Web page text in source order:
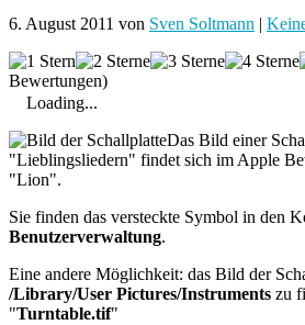
6. August 2011 von Sven Soltmann |
Bewertungen)
Loading...
Das Bild einer
"Lieblingsliedern" findet sich im Apple
"Lion".
Sie finden das versteckte Symbol in den
Benutzerverwaltung.
Eine andere Möglichkeit: das Bild der
/Library/User Pictures/Instruments zu
"Turntable.tif"